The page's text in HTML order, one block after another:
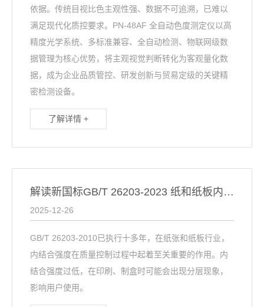
依据。传统目视比色主观性强、数据不可追溯，已难以
满足现代化质控要求。PN‑48AF 全自动色度测定仪以高
精度光学系统、多标准兼容、全自动检测、物联网级数
据管理为核心优势，将主观视觉判断转化为客观量化数
据，成为企业品质管控、研发创新与贸易定级的关键精
密检测设备。
了解详情 +
解读新国标GB/T 26203-2023 纸和纸板内结合强度测定
2025-12-26
GB/T 26203-2010已执行十多年，在纸张和纸板行业，
内结合强度在质量控制过程中起着至关重要的作用。内
结合强度过低，在印刷、制盒时可能会出现分层现象，
影响用户使用。